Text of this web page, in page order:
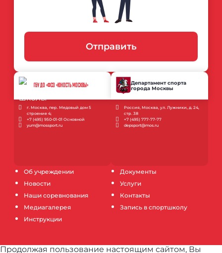
Об учреждении
Новости
Наши соревнования
Медиагалерея
Инструкции
Документы
Услуги
Контакты
Запись в спортшколу
Отправить
ГБУ ДО «ФСО «ЮНОСТЬ МОСКВЫ»
г. Москва, пер. Медовый дом 5
строение 4;
+7 (495) 950-01-01 Основной
yum@mossport.ru
Департамент спорта
города Москвы
Россия, Москва, ул. Лужники, д. 24,
стр. 38
+7 (495) 777-77-77
depsport@mos.ru
Продолжая пользование настоящим сайтом, Вы